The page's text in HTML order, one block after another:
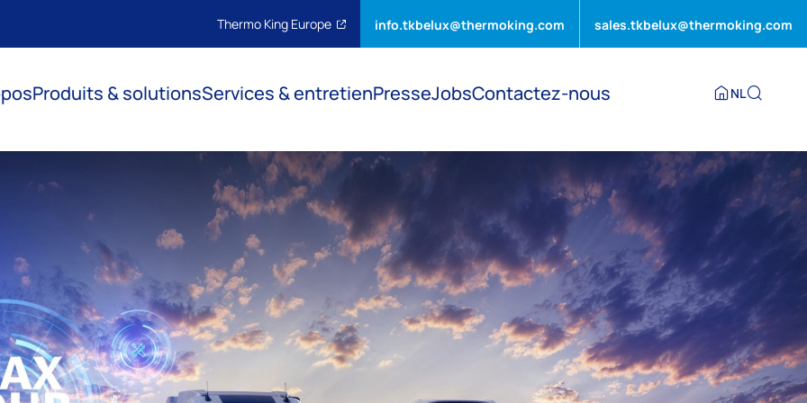
Thermo King Europe info.tkbelux@thermoking.com sales.tkbelux@thermoking.com
Produits & solutionsServices & entretienPresseJobsContactez-nous NL